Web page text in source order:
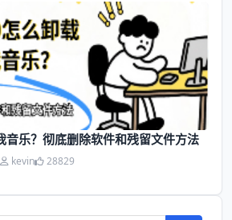
乐？彻底删除软件和残留文件方法
kevin 28829